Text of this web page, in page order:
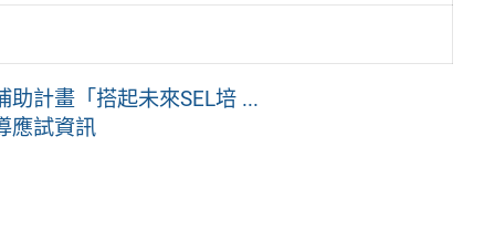
計畫「搭起未來SEL培 ...
應試資訊